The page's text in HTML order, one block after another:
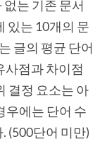
는 기존 문서
있는 10개의 문
글의 평균 단어
사점과 차이점
결정 요소는 아
우에는 단어 수
(500단어 미만)